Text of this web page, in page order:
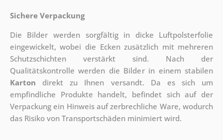
Sichere Verpackung
Die Bilder werden sorgfältig in dicke Luftpolsterfolie
eingewickelt, wobei die Ecken zusätzlich mit mehreren
Schutzschichten verstärkt sind. Nach der
Qualitätskontrolle werden die Bilder in einem stabilen
Karton direkt zu Ihnen versandt. Da es sich um
empfindliche Produkte handelt, befindet sich auf der
Verpackung ein Hinweis auf zerbrechliche Ware, wodurch
das Risiko von Transportschäden minimiert wird.